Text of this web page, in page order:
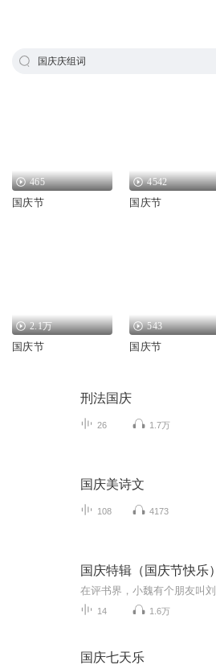
国庆庆组词
465
国庆节
4542
国庆节
2.1万
国庆节
543
国庆节
刑法国庆
26 1.7万
国庆美诗文
108 4173
国庆特辑（国庆节快乐）
14 1.6万
国庆七天乐